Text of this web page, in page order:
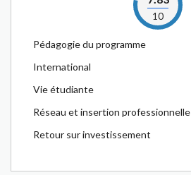
10
Pédagogie du programme
International
Vie étudiante
Réseau et insertion professionnelle
Retour sur investissement